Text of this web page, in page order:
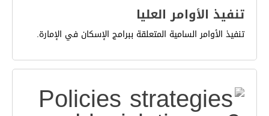
تنفيذ الأوامر العليا
تنفيذ الأوامر السامية المتعلقة ببرامج الإسكان في الإمارة.